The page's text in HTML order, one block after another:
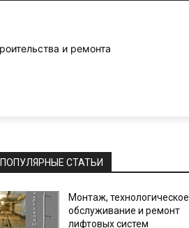
и ремонта
ПОПУЛЯРНЫЕ СТАТЬИ
Монтаж, технологическое
обслуживание и ремонт
лифтовых систем